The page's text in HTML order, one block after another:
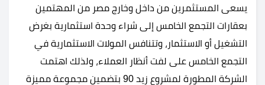
يسعى المستثمرين من داخل وخارج مصر من المهتمين
بعقارات التجمع الخامس إلى شراء وحدة استثمارية بغرض
التشغيل أو الاستثمار، وتتنافس المولات الاستثمارية في
التجمع الخامس على لفت أنظار العملاء، ولذلك اهتمت
الشركة المطورة لمشروع زيد 90 بتضمين مجموعة مميزة